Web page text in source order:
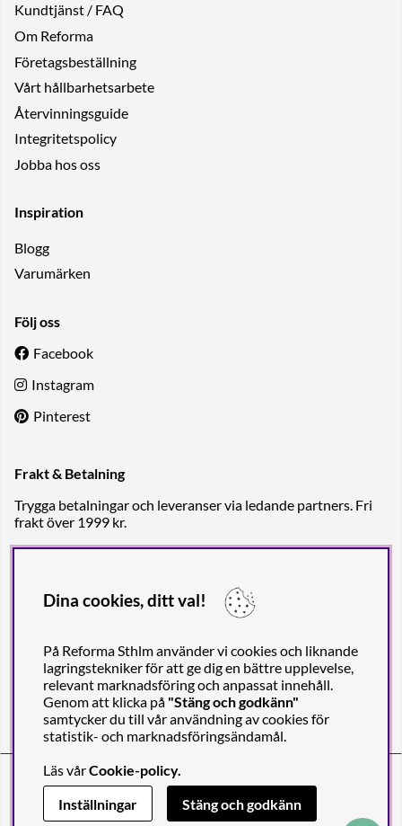
Kundtjänst / FAQ
Om Reforma
Företagsbeställning
Vårt hållbarhetsarbete
Återvinningsguide
Integritetspolicy
Jobba hos oss
Inspiration
Blogg
Varumärken
Följ oss
Facebook
Instagram
Pinterest
Frakt & Betalning
Trygga betalningar och leveranser via ledande partners. Fri
frakt över 1999 kr.
Reforma Sthlm AB (org. no. 556849-2606)
Engelbrektsgatan 29
(Note! Postal address only), SE-114 32
STOCKHOLM, Sweden
Dina cookies, ditt val!
På Reforma Sthlm använder vi cookies och liknande
lagringstekniker för att ge dig en bättre upplevelse,
relevant marknadsföring och anpassat innehåll.
Genom att klicka på "Stäng och godkänn"
samtycker du till vår användning av cookies för
statistik- och marknadsföringsändamål.
Läs vårCookie-policy.
Inställningar
Stäng och godkänn